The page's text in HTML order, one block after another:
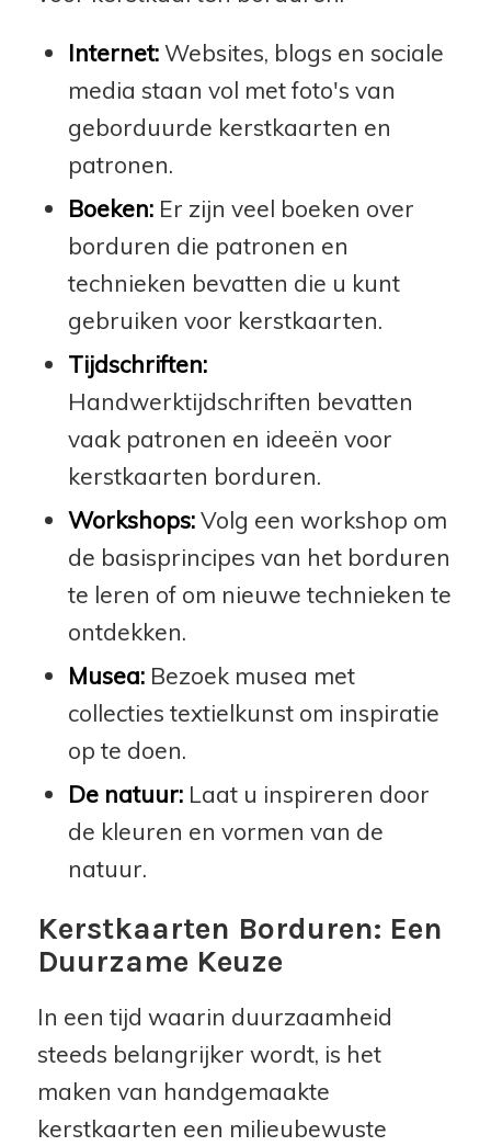
Internet:Websites, blogs en sociale
media staan vol met foto's van
geborduurde kerstkaarten en
patronen.
Boeken:Er zijn veel boeken over
borduren die patronen en
technieken bevatten die u kunt
gebruiken voor kerstkaarten.
Tijdschriften:
Handwerktijdschriften bevatten
vaak patronen en ideeën voor
kerstkaarten borduren.
Workshops:Volg een workshop om
de basisprincipes van het borduren
te leren of om nieuwe technieken te
ontdekken.
Musea:Bezoek musea met
collecties textielkunst om inspiratie
op te doen.
De natuur:Laat u inspireren door
de kleuren en vormen van de
natuur.
Kerstkaarten Borduren: Een
Duurzame Keuze
In een tijd waarin duurzaamheid
steeds belangrijker wordt, is het
maken van handgemaakte
kerstkaarten een milieubewuste